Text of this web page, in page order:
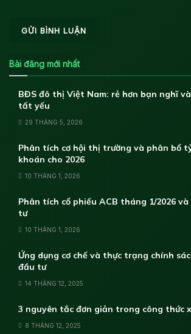
Bài đăng mới nhất
BĐS đô thị Việt Nam: rẻ hơn bạn nghĩ
tất yếu
29 THÁNG 5, 2026
Phân tích cơ hội thị trường và phân bổ
khoán cho 2026
10 THÁNG 1, 2026
Phân tích cổ phiếu ACB tháng 1/2026
tư
10 THÁNG 1, 2026
Ứng dụng cơ chế và thực trạng chính
đầu tư
14 THÁNG 12, 2025
3 nguyên tắc đơn giản trong công thức
8 THÁNG 12, 2025